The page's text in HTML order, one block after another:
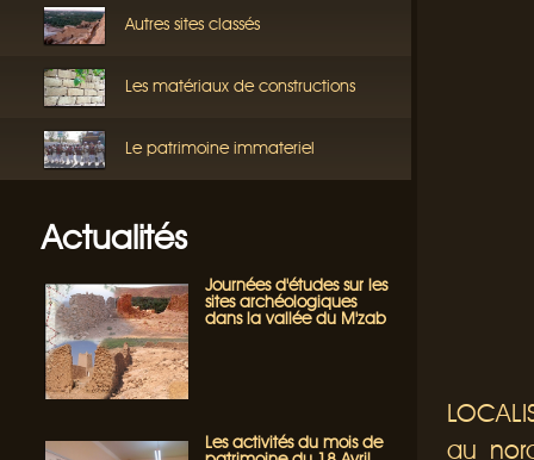
Autres sites classés
Les matériaux de constructions
Le patrimoine immateriel
Actualités
Journées d'études sur les
sites archéologiques
dans la vallée du M'zab
Les activités du mois de
au